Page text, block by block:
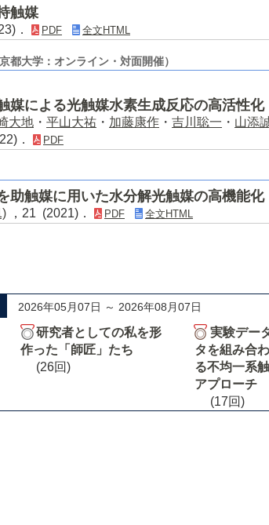
触媒
． PDF 全文HTML
都大学：オンライン・対面開催）
媒による光触媒水素生成反応の高活性化
大地 ・ 平山大祐 ・ 加藤康作 ・ 吉川聡一 ・ 山添
． PDF
助触媒に用いた水分解光触媒の高機能化
，21 (2021)． PDF 全文HTML
2026年05月07日 ～ 2026年08月07日
研究者としての私を形
作った「師匠」たち
(26回)
実験デー
タを組み合
る不均一系
アプローチ
(17回)